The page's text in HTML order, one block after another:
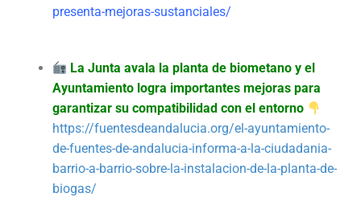
presenta-mejoras-sustanciales/
La Junta avala la planta de biometano y el
Ayuntamiento logra importantes mejoras para
garantizar su compatibilidad con el entorno
https://fuentesdeandalucia.org/el-ayuntamiento-
de-fuentes-de-andalucia-informa-a-la-ciudadania-
barrio-a-barrio-sobre-la-instalacion-de-la-planta-de-
biogas/